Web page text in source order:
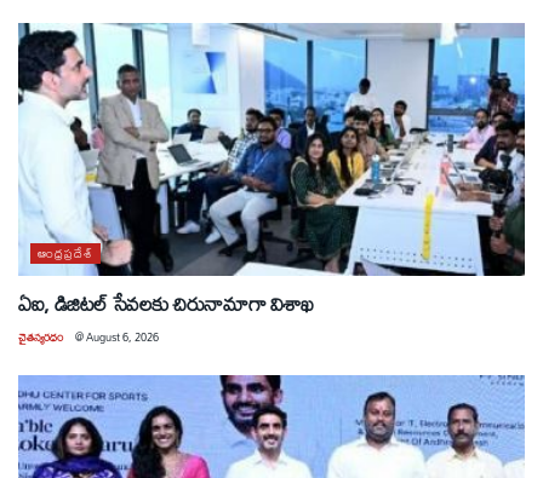
ఆంధ్రప్రదేశ్
ఏఐ, డిజిటల్ సేవలకు చిరునామాగా విశాఖ
చైతన్యరధం @August 6, 2026